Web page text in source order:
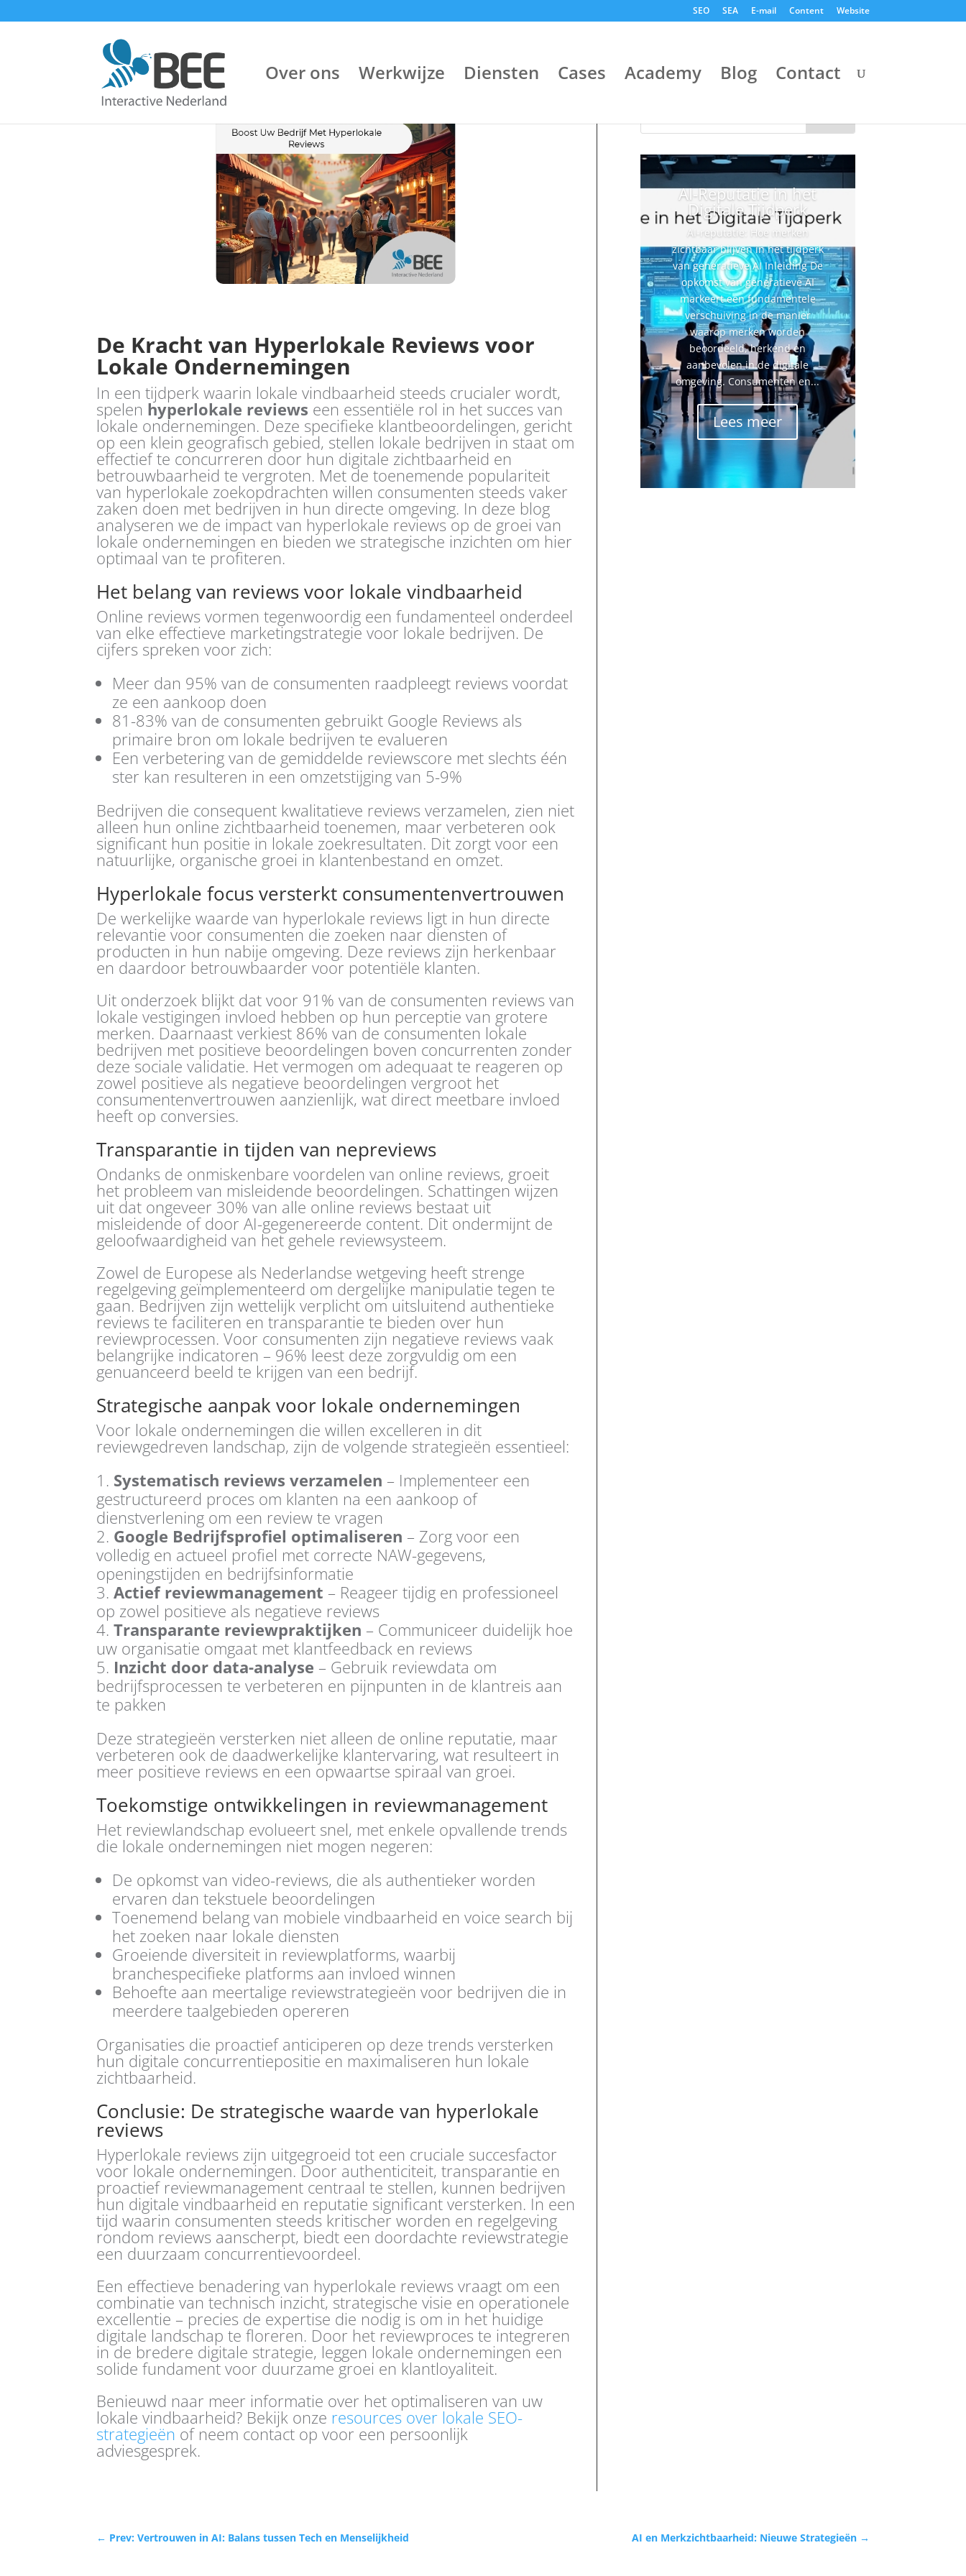
SEO SEA E-mail Content Website
Over ons Werkwijze Diensten Cases Academy Blog Contact
De Kracht van Hyperlokale Reviews voor
Lokale Ondernemingen
In een tijdperk waarin lokale vindbaarheid steeds crucialer wordt,
spelen hyperlokale reviews een essentiële rol in het succes van
lokale ondernemingen. Deze specifieke klantbeoordelingen, gericht
op een klein geografisch gebied, stellen lokale bedrijven in staat om
effectief te concurreren door hun digitale zichtbaarheid en
betrouwbaarheid te vergroten. Met de toenemende populariteit
van hyperlokale zoekopdrachten willen consumenten steeds vaker
zaken doen met bedrijven in hun directe omgeving. In deze blog
analyseren we de impact van hyperlokale reviews op de groei van
lokale ondernemingen en bieden we strategische inzichten om hier
optimaal van te profiteren.
Het belang van reviews voor lokale vindbaarheid
Online reviews vormen tegenwoordig een fundamenteel onderdeel
van elke effectieve marketingstrategie voor lokale bedrijven. De
cijfers spreken voor zich:
Meer dan 95% van de consumenten raadpleegt reviews voordat
ze een aankoop doen
81-83% van de consumenten gebruikt Google Reviews als
primaire bron om lokale bedrijven te evalueren
Een verbetering van de gemiddelde reviewscore met slechts één
ster kan resulteren in een omzetstijging van 5-9%
Bedrijven die consequent kwalitatieve reviews verzamelen, zien niet
alleen hun online zichtbaarheid toenemen, maar verbeteren ook
significant hun positie in lokale zoekresultaten. Dit zorgt voor een
natuurlijke, organische groei in klantenbestand en omzet.
Hyperlokale focus versterkt consumentenvertrouwen
De werkelijke waarde van hyperlokale reviews ligt in hun directe
relevantie voor consumenten die zoeken naar diensten of
producten in hun nabije omgeving. Deze reviews zijn herkenbaar
en daardoor betrouwbaarder voor potentiële klanten.
Uit onderzoek blijkt dat voor 91% van de consumenten reviews van
lokale vestigingen invloed hebben op hun perceptie van grotere
merken. Daarnaast verkiest 86% van de consumenten lokale
bedrijven met positieve beoordelingen boven concurrenten zonder
deze sociale validatie. Het vermogen om adequaat te reageren op
zowel positieve als negatieve beoordelingen vergroot het
consumentenvertrouwen aanzienlijk, wat direct meetbare invloed
heeft op conversies.
Transparantie in tijden van nepreviews
Ondanks de onmiskenbare voordelen van online reviews, groeit
het probleem van misleidende beoordelingen. Schattingen wijzen
uit dat ongeveer 30% van alle online reviews bestaat uit
misleidende of door AI-gegenereerde content. Dit ondermijnt de
geloofwaardigheid van het gehele reviewsysteem.
Zowel de Europese als Nederlandse wetgeving heeft strenge
regelgeving geïmplementeerd om dergelijke manipulatie tegen te
gaan. Bedrijven zijn wettelijk verplicht om uitsluitend authentieke
reviews te faciliteren en transparantie te bieden over hun
reviewprocessen. Voor consumenten zijn negatieve reviews vaak
belangrijke indicatoren – 96% leest deze zorgvuldig om een
genuanceerd beeld te krijgen van een bedrijf.
Strategische aanpak voor lokale ondernemingen
Voor lokale ondernemingen die willen excelleren in dit
reviewgedreven landschap, zijn de volgende strategieën essentieel:
Systematisch reviews verzamelen – Implementeer een
gestructureerd proces om klanten na een aankoop of
dienstverlening om een review te vragen
Google Bedrijfsprofiel optimaliseren – Zorg voor een
volledig en actueel profiel met correcte NAW-gegevens,
openingstijden en bedrijfsinformatie
Actief reviewmanagement – Reageer tijdig en professioneel
op zowel positieve als negatieve reviews
Transparante reviewpraktijken – Communiceer duidelijk hoe
uw organisatie omgaat met klantfeedback en reviews
Inzicht door data-analyse – Gebruik reviewdata om
bedrijfsprocessen te verbeteren en pijnpunten in de klantreis aan
te pakken
Deze strategieën versterken niet alleen de online reputatie, maar
verbeteren ook de daadwerkelijke klantervaring, wat resulteert in
meer positieve reviews en een opwaartse spiraal van groei.
Toekomstige ontwikkelingen in reviewmanagement
Het reviewlandschap evolueert snel, met enkele opvallende trends
die lokale ondernemingen niet mogen negeren:
De opkomst van video-reviews, die als authentieker worden
ervaren dan tekstuele beoordelingen
Toenemend belang van mobiele vindbaarheid en voice search bij
het zoeken naar lokale diensten
Groeiende diversiteit in reviewplatforms, waarbij
branchespecifieke platforms aan invloed winnen
Behoefte aan meertalige reviewstrategieën voor bedrijven die in
meerdere taalgebieden opereren
Organisaties die proactief anticiperen op deze trends versterken
hun digitale concurrentiepositie en maximaliseren hun lokale
zichtbaarheid.
Conclusie: De strategische waarde van hyperlokale
reviews
Hyperlokale reviews zijn uitgegroeid tot een cruciale succesfactor
voor lokale ondernemingen. Door authenticiteit, transparantie en
proactief reviewmanagement centraal te stellen, kunnen bedrijven
hun digitale vindbaarheid en reputatie significant versterken. In een
tijd waarin consumenten steeds kritischer worden en regelgeving
rondom reviews aanscherpt, biedt een doordachte reviewstrategie
een duurzaam concurrentievoordeel.
Een effectieve benadering van hyperlokale reviews vraagt om een
combinatie van technisch inzicht, strategische visie en operationele
excellentie – precies de expertise die nodig is om in het huidige
digitale landschap te floreren. Door het reviewproces te integreren
in de bredere digitale strategie, leggen lokale ondernemingen een
solide fundament voor duurzame groei en klantloyaliteit.
Benieuwd naar meer informatie over het optimaliseren van uw
lokale vindbaarheid? Bekijk onze resources over lokale SEO-
strategieën of neem contact op voor een persoonlijk
adviesgesprek.
AI-Reputatie in het
Digitale Tijdperk
AI-reputatie: Hoe merken
zichtbaar blijven in het tijdperk
van generatieve AI Inleiding De
opkomst van generatieve AI
markeert een fundamentele
verschuiving in de manier
waarop merken worden
beoordeeld, herkend en
aanbevolen in de digitale
omgeving. Consumenten en...
Lees meer
← Prev: Vertrouwen in AI: Balans tussen Tech en Menselijkheid AI en Merkzichtbaarheid: Nieuwe Strategieën→